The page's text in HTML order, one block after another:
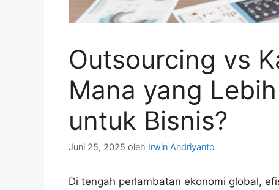
Outsourcing vs
Mana yang
untuk Bisnis?
Juni 25, 2025 oleh Irwin Andriyanto
Di tengah perlambatan ekonomi global,